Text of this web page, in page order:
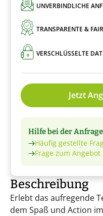
UNVERBINDLICHE
TRANSPARENTE &
VERSCHLÜSSELTE
Jetzt
Hilfe bei der
Häufig gestellte
Frage zum
Beschreibung
Erlebt das aufregende
dem Spaß und Action